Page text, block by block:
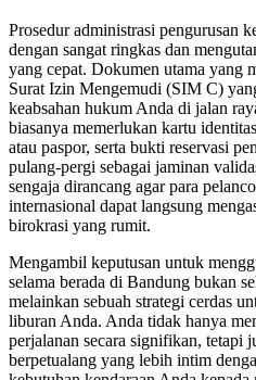
Prosedur administrasi pengurusan
dengan sangat ringkas dan
yang cepat. Dokumen utama yang
Surat Izin Mengemudi (SIM C)
keabsahan hukum Anda di jalan
biasanya memerlukan kartu
atau paspor, serta bukti reservasi
pulang-pergi sebagai jaminan
sengaja dirancang agar para
internasional dapat langsung
birokrasi yang rumit.
Mengambil keputusan untuk
selama berada di Bandung bukan
melainkan sebuah strategi cerdas
liburan Anda. Anda tidak hanya
perjalanan secara signifikan, tetapi
berpetualang yang lebih intim